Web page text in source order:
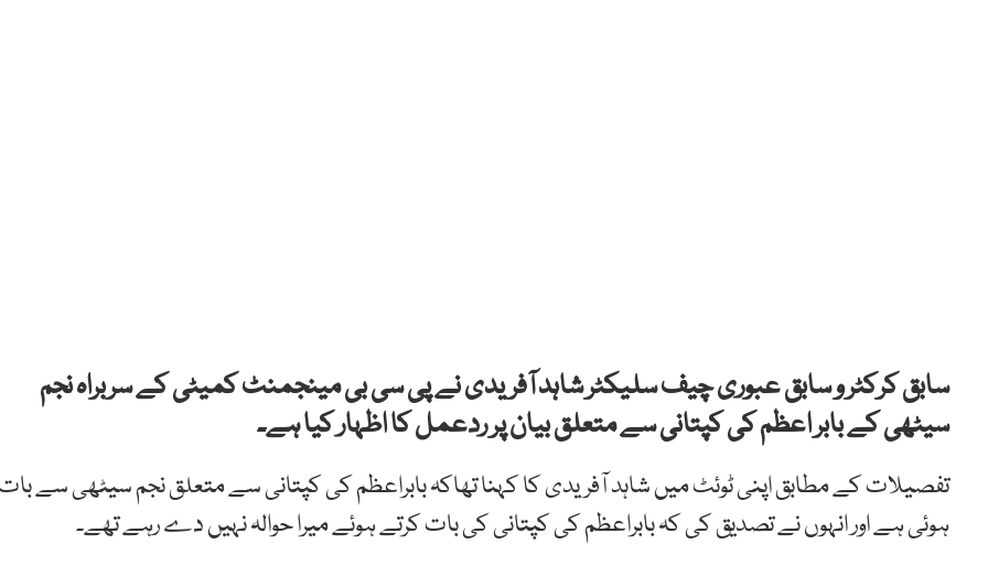
سابق کرکٹر و سابق عبوری چیف سلیکٹر شاہد آفریدی نے پی سی بی مینجمنٹ کمیٹی کے سربراہ نجم
سیٹھی کے بابر اعظم کی کپتانی سے متعلق بیان پر ردعمل کا اظہار کیا ہے۔
تفصیلات کے مطابق اپنی ٹوئٹ میں شاہد آفریدی کا کہنا تھاکہ بابراعظم کی کپتانی سے متعلق نجم سیٹھی سے
ہوئی ہے اور انہوں نے تصدیق کی کہ بابراعظم کی کپتانی کی بات کرتے ہوئے میرا حوالہ نہیں دے رہے تھے۔